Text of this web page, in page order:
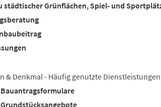
städtischer Grünflächen, Spiel- und
& Denkmal - Häufig genutzte Dienstleistungen
Bauantragsformulare
Grundstücksangebote